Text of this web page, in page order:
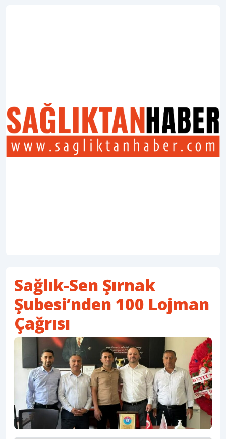
Sağlık-Sen Şırnak
Şubesi’nden 100 Lojman
Çağrısı